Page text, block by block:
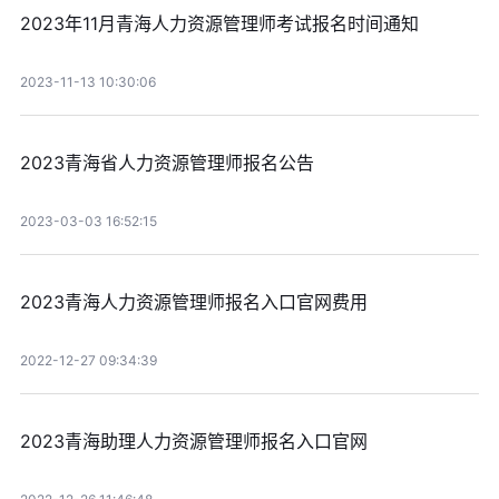
2023年11月青海人力资源管理师考试报名时间通知
2023-11-13 10:30:06
2023青海省人力资源管理师报名公告
2023-03-03 16:52:15
2023青海人力资源管理师报名入口官网费用
2022-12-27 09:34:39
2023青海助理人力资源管理师报名入口官网